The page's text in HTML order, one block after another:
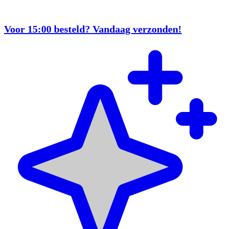
Voor 15:00 besteld? Vandaag verzonden!